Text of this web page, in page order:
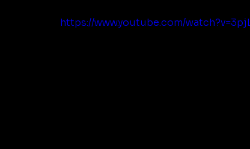
https://www.youtube.com/